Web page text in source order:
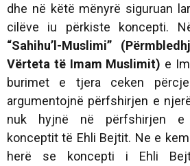
dhe në këtë mënyrë siguruan
cilëve iu përkiste koncepti.
“Sahihu’l-Muslimi”
Vërteta të Imam Muslimit) e
burimet e tjera ceken
argumentojnë përfshirjen e
nuk hyjnë në përfshirjen e
konceptit të Ehli Bejtit. Ne e
herë se koncepti i Ehli